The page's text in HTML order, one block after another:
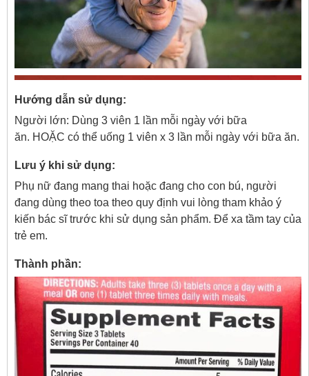
Hướng dẫn sử dụng:
Người lớn: Dùng 3 viên 1 lần mỗi ngày với bữa
ăn. HOẶC có thể uống 1 viên x 3 lần mỗi ngày với bữa ăn.
Lưu ý khi sử dụng:
Phụ nữ đang mang thai hoặc đang cho con bú, người
đang dùng theo toa theo quy định vui lòng tham khảo ý
kiến bác sĩ trước khi sử dụng sản phẩm. Để xa tầm tay của
trẻ em.
Thành phần: